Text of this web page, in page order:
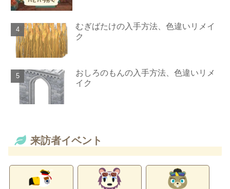
むぎばたけの入手方法、色違いリメイ
ク
おしろのもんの入手方法、色違いリメ
イク
来訪者イベント